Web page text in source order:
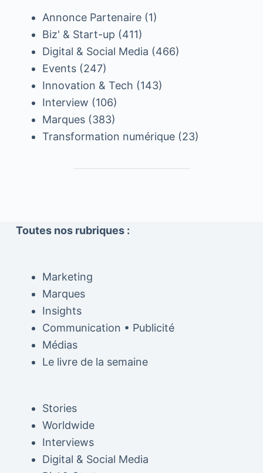
Annonce Partenaire(1)
Biz' & Start-up (411)
Digital & Social Media (466)
Events(247)
Innovation & Tech (143)
Interview (106)
Marques(383)
Transformation numérique(23)
Toutes nos rubriques :
Marketing
Marques
Insights
Communication • Publicité
Médias
Le livre de la semaine
Stories
Worldwide
Interviews
Digital & Social Media